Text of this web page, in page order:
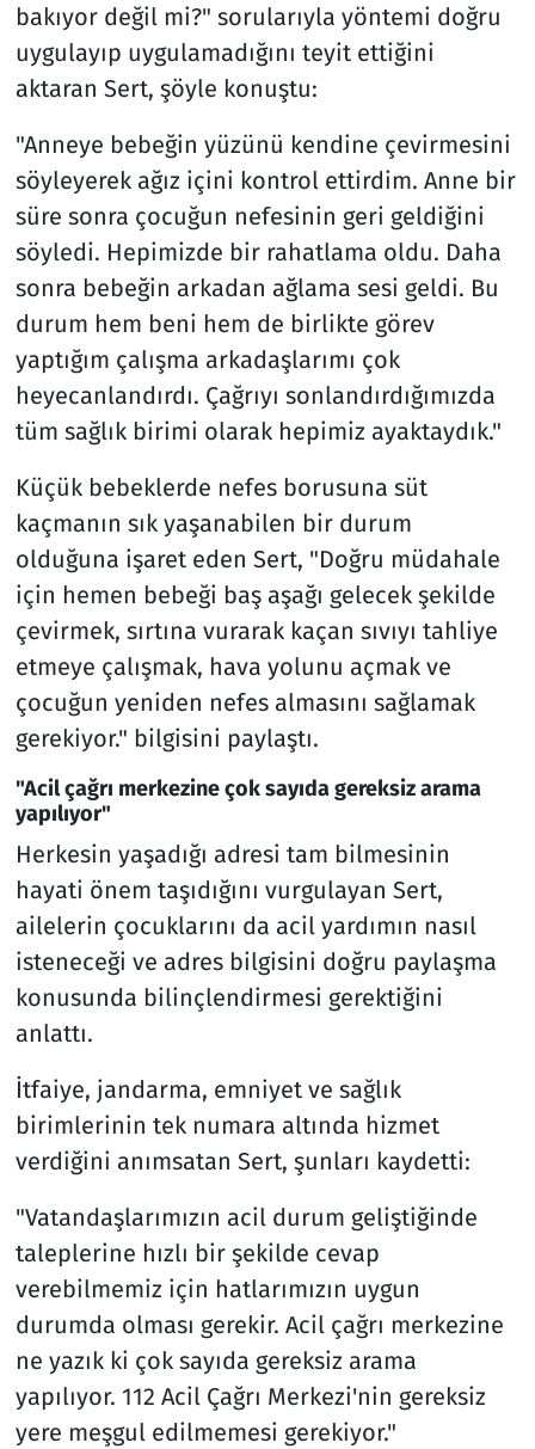
bakıyor değil mi?" sorularıyla yöntemi doğru
uygulayıp uygulamadığını teyit ettiğini
aktaran Sert, şöyle konuştu:
"Anneye bebeğin yüzünü kendine çevirmesini
söyleyerek ağız içini kontrol ettirdim. Anne bir
süre sonra çocuğun nefesinin geri geldiğini
söyledi. Hepimizde bir rahatlama oldu. Daha
sonra bebeğin arkadan ağlama sesi geldi. Bu
durum hem beni hem de birlikte görev
yaptığım çalışma arkadaşlarımı çok
heyecanlandırdı. Çağrıyı sonlandırdığımızda
tüm sağlık birimi olarak hepimiz ayaktaydık."
Küçük bebeklerde nefes borusuna süt
kaçmanın sık yaşanabilen bir durum
olduğuna işaret eden Sert, "Doğru müdahale
için hemen bebeği baş aşağı gelecek şekilde
çevirmek, sırtına vurarak kaçan sıvıyı tahliye
etmeye çalışmak, hava yolunu açmak ve
çocuğun yeniden nefes almasını sağlamak
gerekiyor." bilgisini paylaştı.
"Acil çağrı merkezine çok sayıda gereksiz arama
yapılıyor"
Herkesin yaşadığı adresi tam bilmesinin
hayati önem taşıdığını vurgulayan Sert,
ailelerin çocuklarını da acil yardımın nasıl
isteneceği ve adres bilgisini doğru paylaşma
konusunda bilinçlendirmesi gerektiğini
anlattı.
İtfaiye, jandarma, emniyet ve sağlık
birimlerinin tek numara altında hizmet
verdiğini anımsatan Sert, şunları kaydetti:
"Vatandaşlarımızın acil durum geliştiğinde
taleplerine hızlı bir şekilde cevap
verebilmemiz için hatlarımızın uygun
durumda olması gerekir. Acil çağrı merkezine
ne yazık ki çok sayıda gereksiz arama
yapılıyor. 112 Acil Çağrı Merkezi'nin gereksiz
yere meşgul edilmemesi gerekiyor."